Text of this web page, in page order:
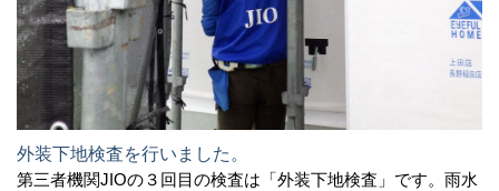
外装下地検査を行いました。
第三者機関JIOの３回目の検査は「外装下地検査」です。雨水